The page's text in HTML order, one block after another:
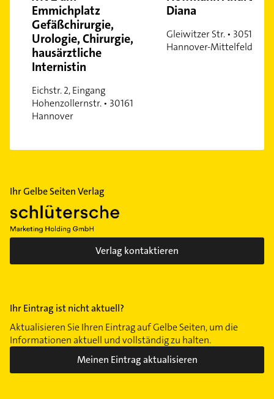
Wülferode
Waldheim
Wettbergen
Zoo
Emmichplatz
Gefäßchirurgie,
Urologie, Chirurgie,
hausärztliche
Internistin
Eichstr. 2, Eingang
Hohenzollernstr. • 30161
Hannover
Diana
Gleiwitzer Str. • 30519
Hannover-Mittelfeld
Ihr Gelbe Seiten Verlag
Verlag kontaktieren
Ihr Eintrag ist nicht aktuell?
Aktualisieren Sie Ihren Eintrag auf Gelbe Seiten, um die
Informationen aktuell und vollständig zu halten.
Meinen Eintrag aktualisieren